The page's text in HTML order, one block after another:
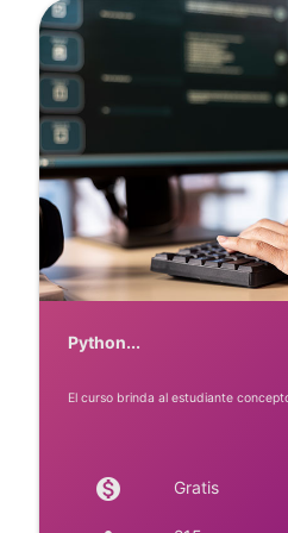
Python...
El curso brinda al estudiante
monetization_on Gratis